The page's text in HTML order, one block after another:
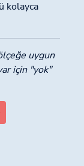
kolayca
uygun
için "yok"